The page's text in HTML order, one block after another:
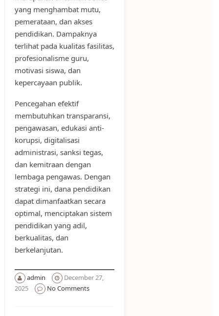
yang menghambat mutu,
pemerataan, dan akses
pendidikan. Dampaknya
terlihat pada kualitas fasilitas,
profesionalisme guru,
motivasi siswa, dan
kepercayaan publik.
Pencegahan efektif
membutuhkan transparansi,
pengawasan, edukasi anti-
korupsi, digitalisasi
administrasi, sanksi tegas,
dan kemitraan dengan
lembaga pengawas. Dengan
strategi ini, dana pendidikan
dapat dimanfaatkan secara
optimal, menciptakan sistem
pendidikan yang adil,
berkualitas, dan
berkelanjutan.
admin
December 27,
2025
No Comments